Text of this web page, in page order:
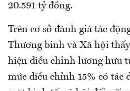
20.591 tỷ đồng.
Trên cơ sở đánh giá tác
Thương binh và Xã hội
hiện điều chỉnh lương hưu
mức điều chỉnh 15% có tác